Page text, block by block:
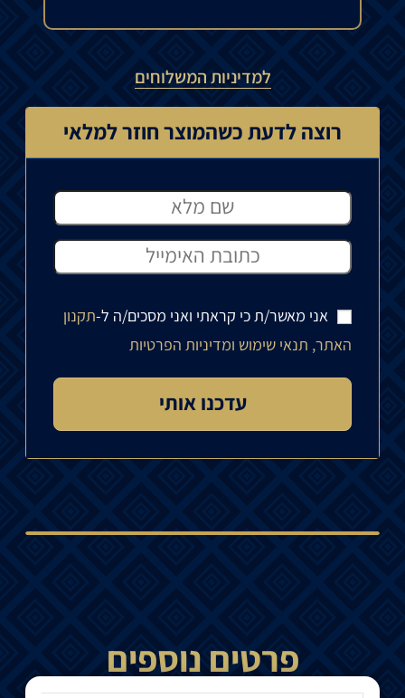
למדיניות המשלוחים
רוצה לדעת כשהמוצר חוזר למלאי
אני מאשר/ת כי קראתי ואני מסכים/ה ל-תקנון
האתר, תנאי שימוש ומדיניות הפרטיות
פרטים נוספים